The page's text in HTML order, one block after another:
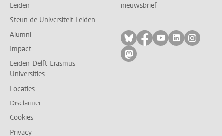
Leiden
Steun de Universiteit Leiden
Alumni
Impact
Leiden-Delft-Erasmus
Universities
Locaties
Disclaimer
Cookies
Privacy
nieuwsbrief
Volg ons op bluesky
Volg ons op
Volg ons op
Volg ons
Volg
Volg ons op mastodon